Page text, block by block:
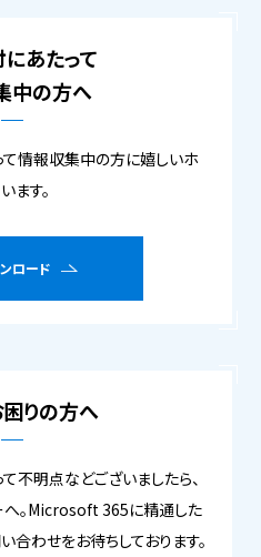
あたって
中の方へ
情報収集中の方に嬉しいホ
ます。
ロード
りの方へ
明点などございましたら、
。Microsoft 365に精通した
合わせをお待ちしております。